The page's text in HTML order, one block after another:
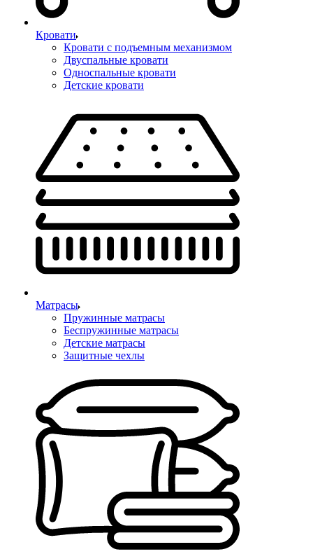
Кровати
Кровати с подъемным механизмом
Двуспальные кровати
Односпальные кровати
Детские кровати
Матрасы
Пружинные матрасы
Беспружинные матрасы
Детские матрасы
Защитные чехлы